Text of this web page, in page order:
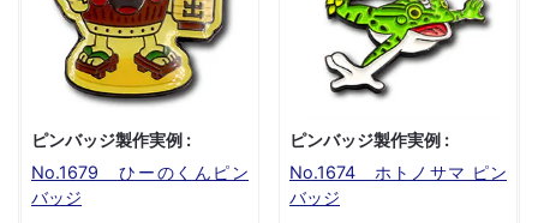
ピンバッジ製作実例 :
No.1679 ひーのくんピン
バッジ
ピンバッジ製作実例 :
No.1674 ホトノサマ ピン
バッジ